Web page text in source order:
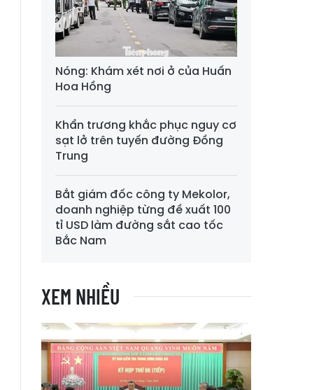
Nóng: Khám xét nơi ở của Huấn
Hoa Hồng
Khẩn trương khắc phục nguy cơ
sạt lở trên tuyến đường Đồng
Trung
Bắt giám đốc công ty Mekolor,
doanh nghiệp từng đề xuất 100
tỉ USD làm đường sắt cao tốc
Bắc Nam
XEM NHIỀU